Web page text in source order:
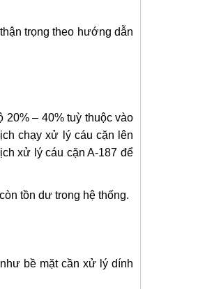
trọng theo hướng dẫn
– 40% tuỳ thuộc vào
chạy xử lý cáu cặn lên
xử lý cáu cặn A-187 để
tồn dư trong hệ thống.
bề mặt cần xử lý dính